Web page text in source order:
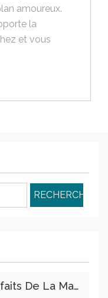
amoureux.
la
et vous
Les Bienfaits De La Marche Sur La Santé Physique Et Mentale